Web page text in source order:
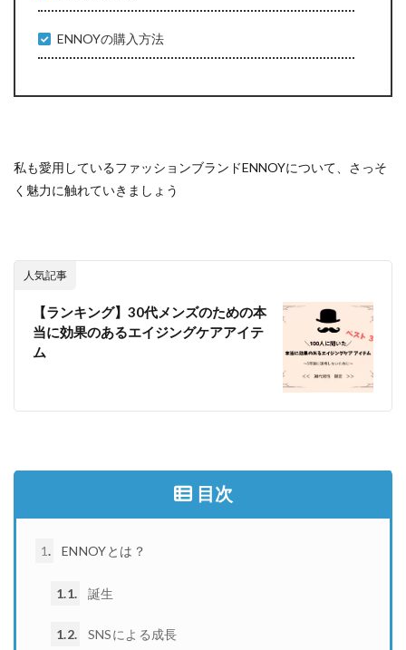
ENNOYの購入方法
私も愛用しているファッションブランドENNOYについて、さっそ
く魅力に触れていきましょう
人気記事
【ランキング】30代メンズのための本
当に効果のあるエイジングケアアイテ
ム
目次
1 ENNOYとは？
1.1 誕生
1.2 SNSによる成長